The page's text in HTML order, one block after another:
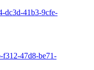
dc3d-41b3-9cfe-
f312-47d8-be71-